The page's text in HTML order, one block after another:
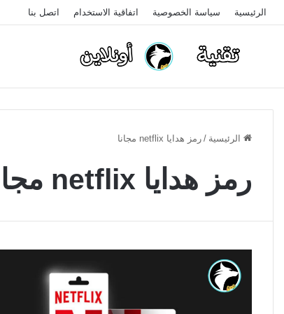
الرئيسية سياسة الخصوصية اتفاقية الاستخدام اتصل بنا
الرئيسية / رمز هدايا netflix مجانا
رمز هدايا netflix مجانا